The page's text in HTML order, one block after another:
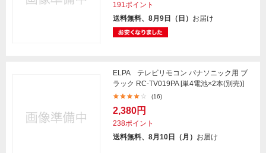
191ポイント
送料無料、8月9日（日） お届け
ELPA テレビリモコン パナソニック用 ブ
ラック RC-TV019PA [単4電池×2本(別売)]
(16)
2,380円
238ポイント
送料無料、8月10日（月） お届け